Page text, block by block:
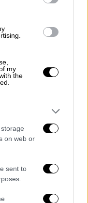
my
the
on web or
sent to